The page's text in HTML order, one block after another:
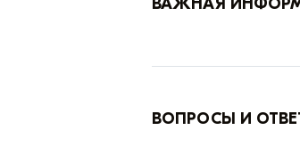
ВАЖНАЯ
ВОПРОСЫ И